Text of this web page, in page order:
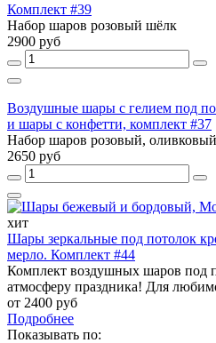
Комплект #39
Набор шаров розовый шёлк
2900 руб
Воздушные шары с гелием под
и шары с конфетти, комплект #37
Набор шаров розовый,
2650 руб
хит
Шары зеркальные под потолок
мерло. Комплект #44
Комплект воздушных шаров под
атмосферу праздника! Для
от 2400 руб
Подробнее
Показывать по: